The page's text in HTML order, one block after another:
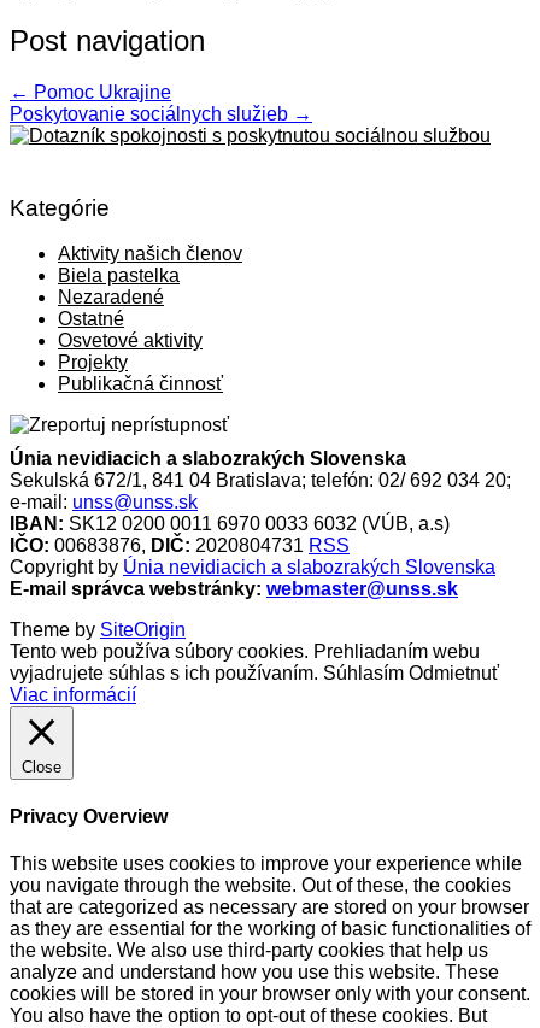
Post navigation
← Pomoc Ukrajine
Poskytovanie sociálnych služieb →
Kategórie
Aktivity našich členov
Biela pastelka
Nezaradené
Ostatné
Osvetové aktivity
Projekty
Publikačná činnosť
Únia nevidiacich a slabozrakých Slovenska
Sekulská 672/1, 841 04 Bratislava; telefón: 02/ 692 034 20;
e-mail: unss@unss.sk
IBAN: SK12 0200 0011 6970 0033 6032 (VÚB, a.s)
IČO: 00683876, DIČ: 2020804731 RSS
Copyright by Únia nevidiacich a slabozrakých Slovenska
E-mail správca webstránky: webmaster@unss.sk
Theme by SiteOrigin
Tento web používa súbory cookies. Prehliadaním webu
vyjadrujete súhlas s ich používaním. Súhlasím Odmietnuť
Viac informácií
Close
Privacy Overview
This website uses cookies to improve your experience while
you navigate through the website. Out of these, the cookies
that are categorized as necessary are stored on your browser
as they are essential for the working of basic functionalities of
the website. We also use third-party cookies that help us
analyze and understand how you use this website. These
cookies will be stored in your browser only with your consent.
You also have the option to opt-out of these cookies. But